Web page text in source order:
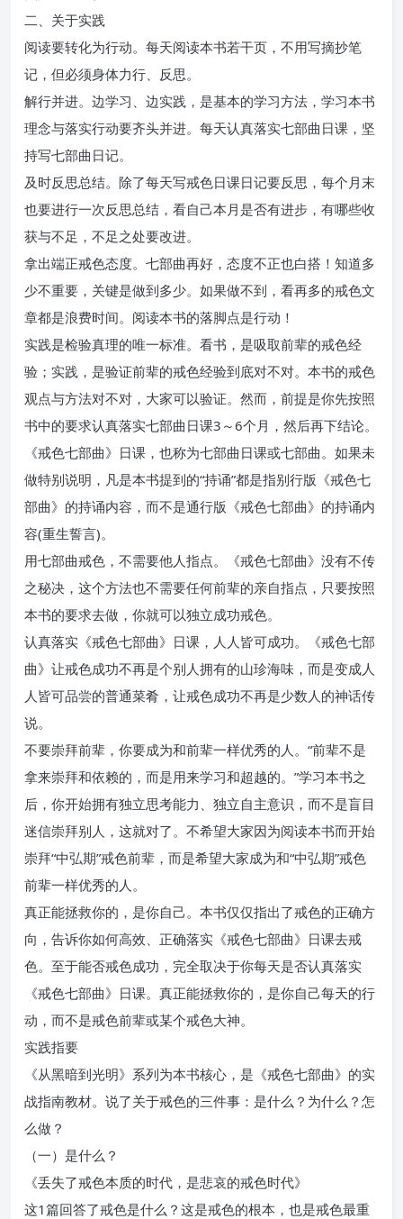
二、关于实践
阅读要转化为行动。每天阅读本书若干页，不用写摘抄笔
记，但必须身体力行、反思。
解行并进。边学习、边实践，是基本的学习方法，学习本书
理念与落实行动要齐头并进。每天认真落实七部曲日课，坚
持写七部曲日记。
及时反思总结。除了每天写戒色日课日记要反思，每个月末
也要进行一次反思总结，看自己本月是否有进步，有哪些收
获与不足，不足之处要改进。
拿出端正戒色态度。七部曲再好，态度不正也白搭！知道多
少不重要，关键是做到多少。如果做不到，看再多的戒色文
章都是浪费时间。阅读本书的落脚点是行动！
实践是检验真理的唯一标准。看书，是吸取前辈的戒色经
验；实践，是验证前辈的戒色经验到底对不对。本书的戒色
观点与方法对不对，大家可以验证。然而，前提是你先按照
书中的要求认真落实七部曲日课3～6个月，然后再下结论。
《戒色七部曲》日课，也称为七部曲日课或七部曲。如果未
做特别说明，凡是本书提到的“持诵”都是指别行版《戒色七
部曲》的持诵内容，而不是通行版《戒色七部曲》的持诵内
容(重生誓言)。
用七部曲戒色，不需要他人指点。《戒色七部曲》没有不传
之秘决，这个方法也不需要任何前辈的亲自指点，只要按照
本书的要求去做，你就可以独立成功戒色。
认真落实《戒色七部曲》日课，人人皆可成功。《戒色七部
曲》让戒色成功不再是个别人拥有的山珍海味，而是变成人
人皆可品尝的普通菜肴，让戒色成功不再是少数人的神话传
说。
不要崇拜前辈，你要成为和前辈一样优秀的人。“前辈不是
拿来崇拜和依赖的，而是用来学习和超越的。”学习本书之
后，你开始拥有独立思考能力、独立自主意识，而不是盲目
迷信崇拜别人，这就对了。不希望大家因为阅读本书而开始
崇拜“中弘期”戒色前辈，而是希望大家成为和“中弘期”戒色
前辈一样优秀的人。
真正能拯救你的，是你自己。本书仅仅指出了戒色的正确方
向，告诉你如何高效、正确落实《戒色七部曲》日课去戒
色。至于能否戒色成功，完全取决于你每天是否认真落实
《戒色七部曲》日课。真正能拯救你的，是你自己每天的行
动，而不是戒色前辈或某个戒色大神。
实践指要
《从黑暗到光明》系列为本书核心，是《戒色七部曲》的实
战指南教材。说了关于戒色的三件事：是什么？为什么？怎
么做？
（一）是什么？
《丢失了戒色本质的时代，是悲哀的戒色时代》
这1篇回答了戒色是什么？这是戒色的根本，也是戒色最重